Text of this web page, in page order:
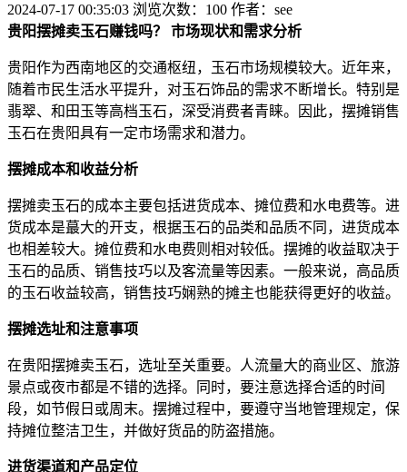
2024-07-17 00:35:03 浏览次数：100 作者：see
贵阳摆摊卖玉石赚钱吗？
市场现状和需求分析
贵阳作为西南地区的交通枢纽，玉石市场规模较大。近年来，
随着市民生活水平提升，对玉石饰品的需求不断增长。特别是
翡翠、和田玉等高档玉石，深受消费者青睐。因此，摆摊销售
玉石在贵阳具有一定市场需求和潜力。
摆摊成本和收益分析
摆摊卖玉石的成本主要包括进货成本、摊位费和水电费等。进
货成本是蕞大的开支，根据玉石的品类和品质不同，进货成本
也相差较大。摊位费和水电费则相对较低。摆摊的收益取决于
玉石的品质、销售技巧以及客流量等因素。一般来说，高品质
的玉石收益较高，销售技巧娴熟的摊主也能获得更好的收益。
摆摊选址和注意事项
在贵阳摆摊卖玉石，选址至关重要。人流量大的商业区、旅游
景点或夜市都是不错的选择。同时，要注意选择合适的时间
段，如节假日或周末。摆摊过程中，要遵守当地管理规定，保
持摊位整洁卫生，并做好货品的防盗措施。
进货渠道和产品定位